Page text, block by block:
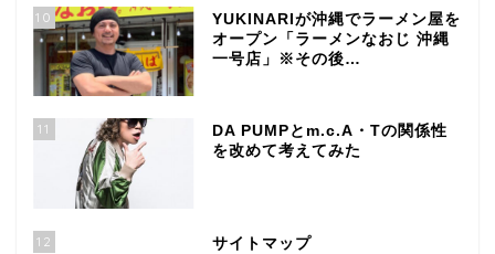
10
YUKINARIが沖縄でラーメン屋を
オープン「ラーメンなおじ 沖縄
一号店」※その後…
11
DA PUMPとm.c.A・Tの関係性
を改めて考えてみた
12 サイトマップ